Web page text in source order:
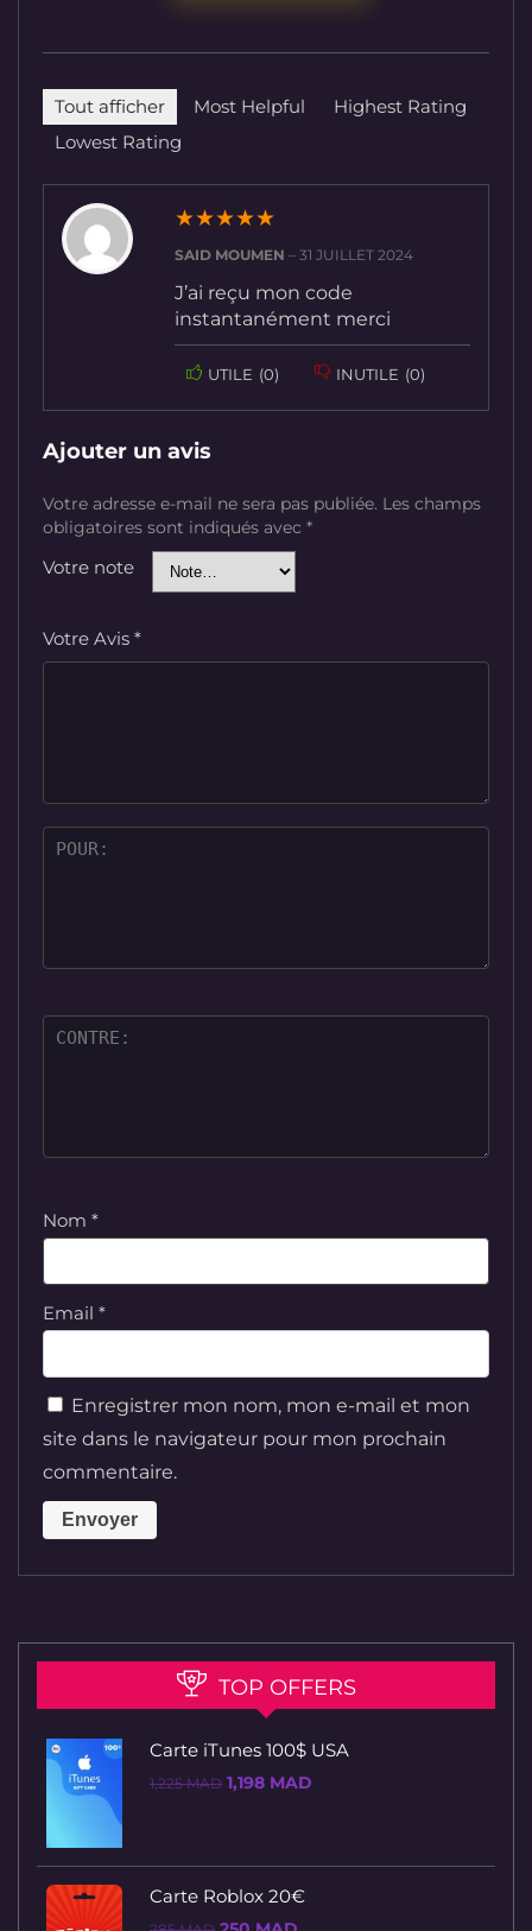
Tout afficher Most Helpful
Highest Rating
Lowest Rating
★★★★★
SAID MOUMEN – 31 JUILLET 2024
J’ai reçu mon code
instantanément merci
UTILE (0) INUTILE (0)
Ajouter un avis
Votre adresse e-mail ne sera pas publiée. Les champs
obligatoires sont indiqués avec *
Votre note
Votre Avis *
Nom *
Email *
Enregistrer mon nom, mon e-mail et mon
site dans le navigateur pour mon prochain
commentaire.
TOP OFFERS
Carte iTunes 100$ USA
1,225MAD Le
1,198 MAD
Carte Roblox 20€